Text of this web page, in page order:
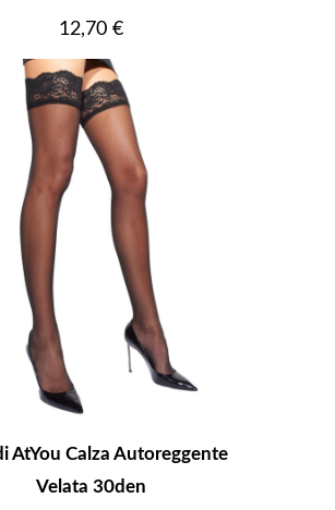
Prezzo
12,70 €
AtYou Calza Autoreggente
Velata 30den